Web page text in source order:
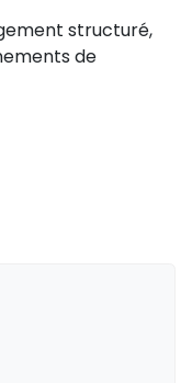
structuré,
de